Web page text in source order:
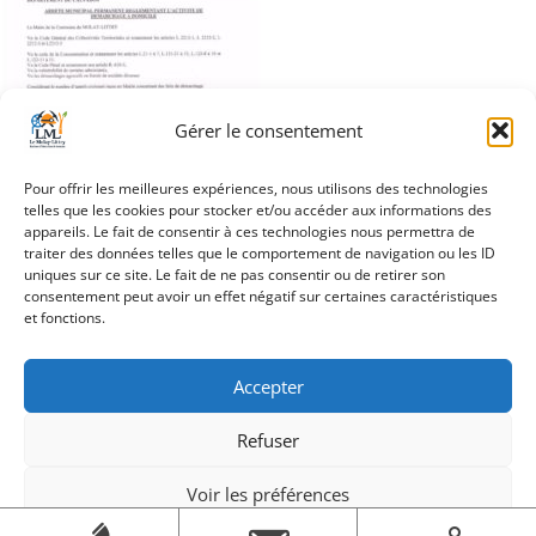
Gérer le consentement
Pour offrir les meilleures expériences, nous utilisons des technologies
telles que les cookies pour stocker et/ou accéder aux informations des
appareils. Le fait de consentir à ces technologies nous permettra de
traiter des données telles que le comportement de navigation ou les ID
uniques sur ce site. Le fait de ne pas consentir ou de retirer son
consentement peut avoir un effet négatif sur certaines caractéristiques
et fonctions.
Accepter
Refuser
Voir les préférences
Création Androme Informatique